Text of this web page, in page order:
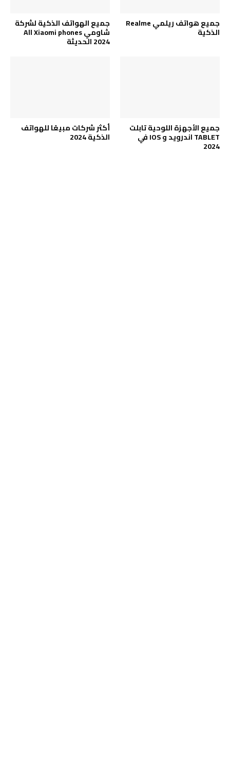
جميع هواتف ريلمي Realme
الذكية
جميع الهواتف الذكية لشركة
شاومي All Xiaomi phones
2024 الحديثة
جميع الأجهزة اللوحية تابلت
TABLET اندرويد و IOS في
2024
أكثر شركات مبيعًا للهواتف
الذكية 2024